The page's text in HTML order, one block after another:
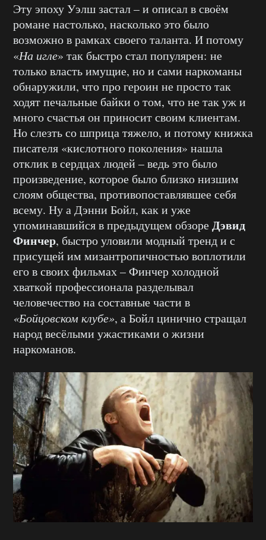
Эту эпоху Уэлш застал – и описал в своём
романе настолько, насколько это было
возможно в рамках своего таланта. И потому
«На игле» так быстро стал популярен: не
только власть имущие, но и сами наркоманы
обнаружили, что про героин не просто так
ходят печальные байки о том, что не так уж и
много счастья он приносит своим клиентам.
Но слезть со шприца тяжело, и потому книжка
писателя «кислотного поколения» нашла
отклик в сердцах людей – ведь это было
произведение, которое было близко низшим
слоям общества, противопоставлявшее себя
всему. Ну а Дэнни Бойл, как и уже
упоминавшийся в предыдущем обзореДэвид
Финчер, быстро уловили модный тренд и с
присущей им мизантропичностью воплотили
его в своих фильмах – Финчер холодной
хваткой профессионала разделывал
человечество на составные части в
«Бойцовском клубе», а Бойл цинично стращал
народ весёлыми ужастиками о жизни
наркоманов.